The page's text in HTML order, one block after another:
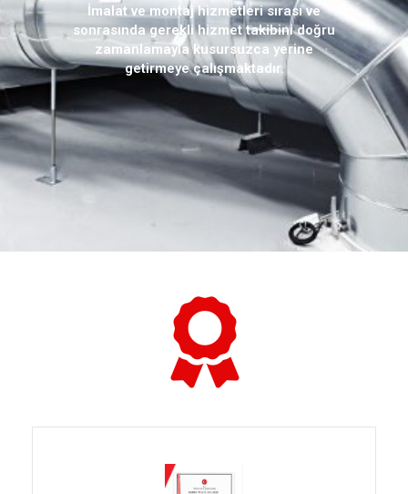
İmalat ve montaj hizmetleri sırası ve
sonrasında gerekli hizmet takibini doğru
zamanlamayla kusursuzca yerine
getirmeye çalışmaktadır.